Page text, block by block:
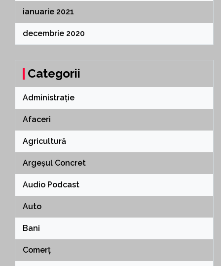
ianuarie 2021
decembrie 2020
Categorii
Administrație
Afaceri
Agricultură
Argeșul Concret
Audio Podcast
Auto
Bani
Comerț